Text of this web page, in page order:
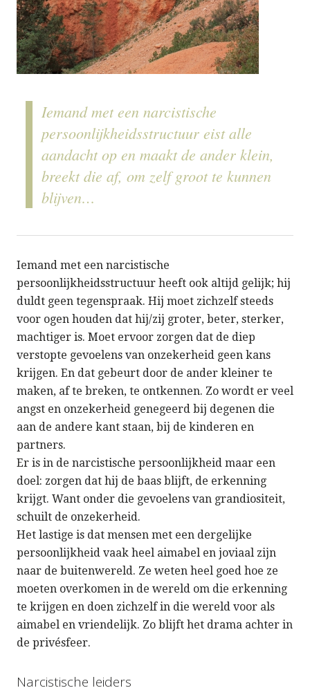
Iemand met een narcistische
persoonlijkheidsstructuur eist alle
aandacht op en maakt de ander klein,
breekt die af, om zelf groot te kunnen
blijven…
Iemand met een narcistische
persoonlijkheidsstructuur heeft ook altijd gelijk; hij
duldt geen tegenspraak. Hij moet zichzelf steeds
voor ogen houden dat hij/zij groter, beter, sterker,
machtiger is. Moet ervoor zorgen dat de diep
verstopte gevoelens van onzekerheid geen kans
krijgen. En dat gebeurt door de ander kleiner te
maken, af te breken, te ontkennen. Zo wordt er veel
angst en onzekerheid genegeerd bij degenen die
aan de andere kant staan, bij de kinderen en
partners.
Er is in de narcistische persoonlijkheid maar een
doel: zorgen dat hij de baas blijft, de erkenning
krijgt. Want onder die gevoelens van grandiositeit,
schuilt de onzekerheid.
Het lastige is dat mensen met een dergelijke
persoonlijkheid vaak heel aimabel en joviaal zijn
naar de buitenwereld. Ze weten heel goed hoe ze
moeten overkomen in de wereld om die erkenning
te krijgen en doen zichzelf in die wereld voor als
aimabel en vriendelijk. Zo blijft het drama achter in
de privésfeer.
Narcistische leiders